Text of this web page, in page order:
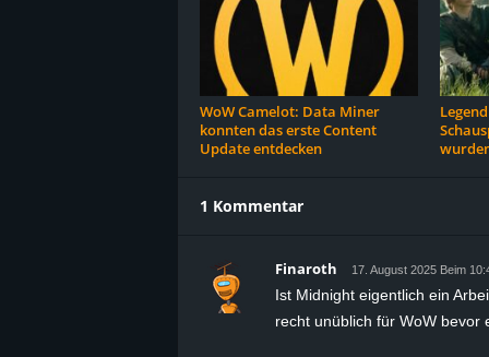
WoW Camelot: Data Miner
konnten das erste Content
Update entdecken
1 Kommentar
Finaroth 17. August 2025 Beim
Ist Midnight eigentlich ein
recht unüblich für WoW bevor